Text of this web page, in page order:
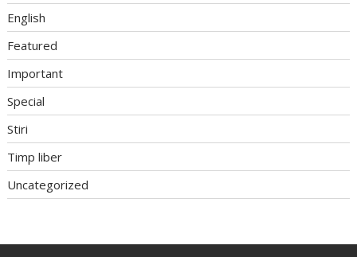
English
Featured
Important
Special
Stiri
Timp liber
Uncategorized